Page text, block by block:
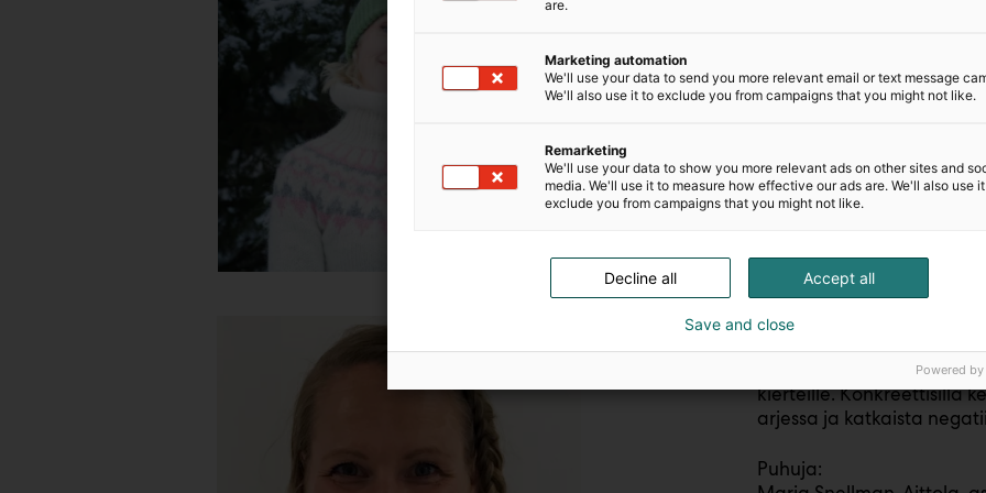
Puhuja:
Arja Kaasinen,
Negatiivisuuden
Koulun arki ja
kierteille. Konkreettisilla
arjessa ja katkaista
Puhuja:
are.
Marketing automation
We'll use your data to send you more relevant email or text message
We'll also use it to exclude you from campaigns that you might not like.
Remarketing
We'll use your data to show you more relevant ads on other sites and
media. We'll use it to measure how effective our ads are. We'll also use
exclude you from campaigns that you might not like.
Accept all
Decline all
Save and close
Powered by